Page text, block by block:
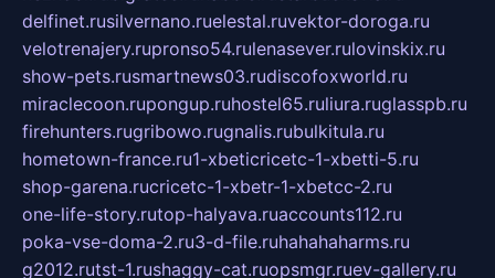
delfinet.rusilvernano.ruelestal.ruvektor-doroga.ru
velotrenajery.rupronso54.rulenasever.rulovinskix.ru
show-pets.rusmartnews03.rudiscofoxworld.ru
miraclecoon.rupongup.ruhostel65.ruliura.ruglasspb.ru
firehunters.rugribowo.rugnalis.rubulkitula.ru
hometown-france.ru1-xbeticricetc-1-xbetti-5.ru
shop-garena.rucricetc-1-xbetr-1-xbetcc-2.ru
one-life-story.rutop-halyava.ruaccounts112.ru
poka-vse-doma-2.ru3-d-file.ruhahahaharms.ru
g2012.rutst-1.rushaggy-cat.ruopsmgr.ruev-gallery.ru